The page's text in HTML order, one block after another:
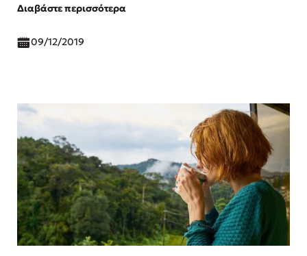
Διαβάστε περισσότερα
09/12/2019